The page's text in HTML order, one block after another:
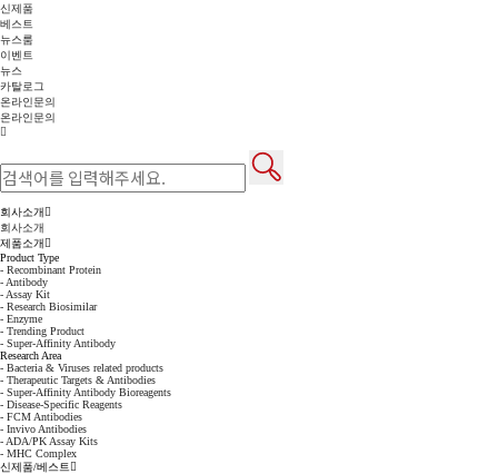
신제품
베스트
뉴스룸
이벤트
뉴스
카탈로그
온라인문의
온라인문의
회사소개
회사소개
제품소개
Product Type
- Recombinant Protein
- Antibody
- Assay Kit
- Research Biosimilar
- Enzyme
- Trending Product
- Super-Affinity Antibody
Research Area
- Bacteria & Viruses related products
- Therapeutic Targets & Antibodies
- Super-Affinity Antibody Bioreagents
- Disease-Specific Reagents
- FCM Antibodies
- Invivo Antibodies
- ADA/PK Assay Kits
- MHC Complex
신제품/베스트